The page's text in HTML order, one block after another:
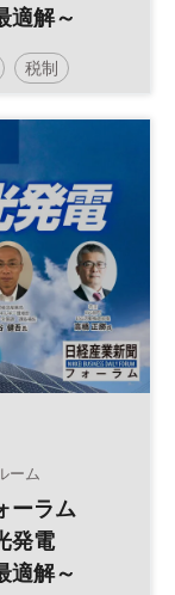
適解～
税制
加無料
ーム
ーラム
発電
適解～